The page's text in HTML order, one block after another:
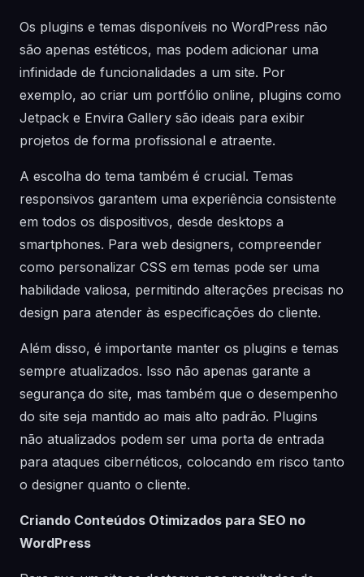
Os plugins e temas disponíveis no WordPress não
são apenas estéticos, mas podem adicionar uma
infinidade de funcionalidades a um site. Por
exemplo, ao criar um portfólio online, plugins como
Jetpack e Envira Gallery são ideais para exibir
projetos de forma profissional e atraente.
A escolha do tema também é crucial. Temas
responsivos garantem uma experiência consistente
em todos os dispositivos, desde desktops a
smartphones. Para web designers, compreender
como personalizar CSS em temas pode ser uma
habilidade valiosa, permitindo alterações precisas no
design para atender às especificações do cliente.
Além disso, é importante manter os plugins e temas
sempre atualizados. Isso não apenas garante a
segurança do site, mas também que o desempenho
do site seja mantido ao mais alto padrão. Plugins
não atualizados podem ser uma porta de entrada
para ataques cibernéticos, colocando em risco tanto
o designer quanto o cliente.
Criando Conteúdos Otimizados para SEO no
WordPress